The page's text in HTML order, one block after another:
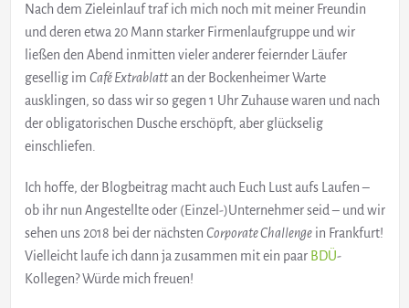
Nach dem Zieleinlauf traf ich mich noch mit meiner Freundin
und deren etwa 20 Mann starker Firmenlaufgruppe und wir
ließen den Abend inmitten vieler anderer feiernder Läufer
gesellig im Café Extrablattan der Bockenheimer Warte
ausklingen, so dass wir so gegen 1 Uhr Zuhause waren und nach
der obligatorischen Dusche erschöpft, aber glückselig
einschliefen.
Ich hoffe, der Blogbeitrag macht auch Euch Lust aufs Laufen –
ob ihr nun Angestellte oder (Einzel-)Unternehmer seid – und wir
sehen uns 2018 bei der nächsten Corporate Challengein Frankfurt!
Vielleicht laufe ich dann ja zusammen mit ein paar BDÜ-
Kollegen? Würde mich freuen!